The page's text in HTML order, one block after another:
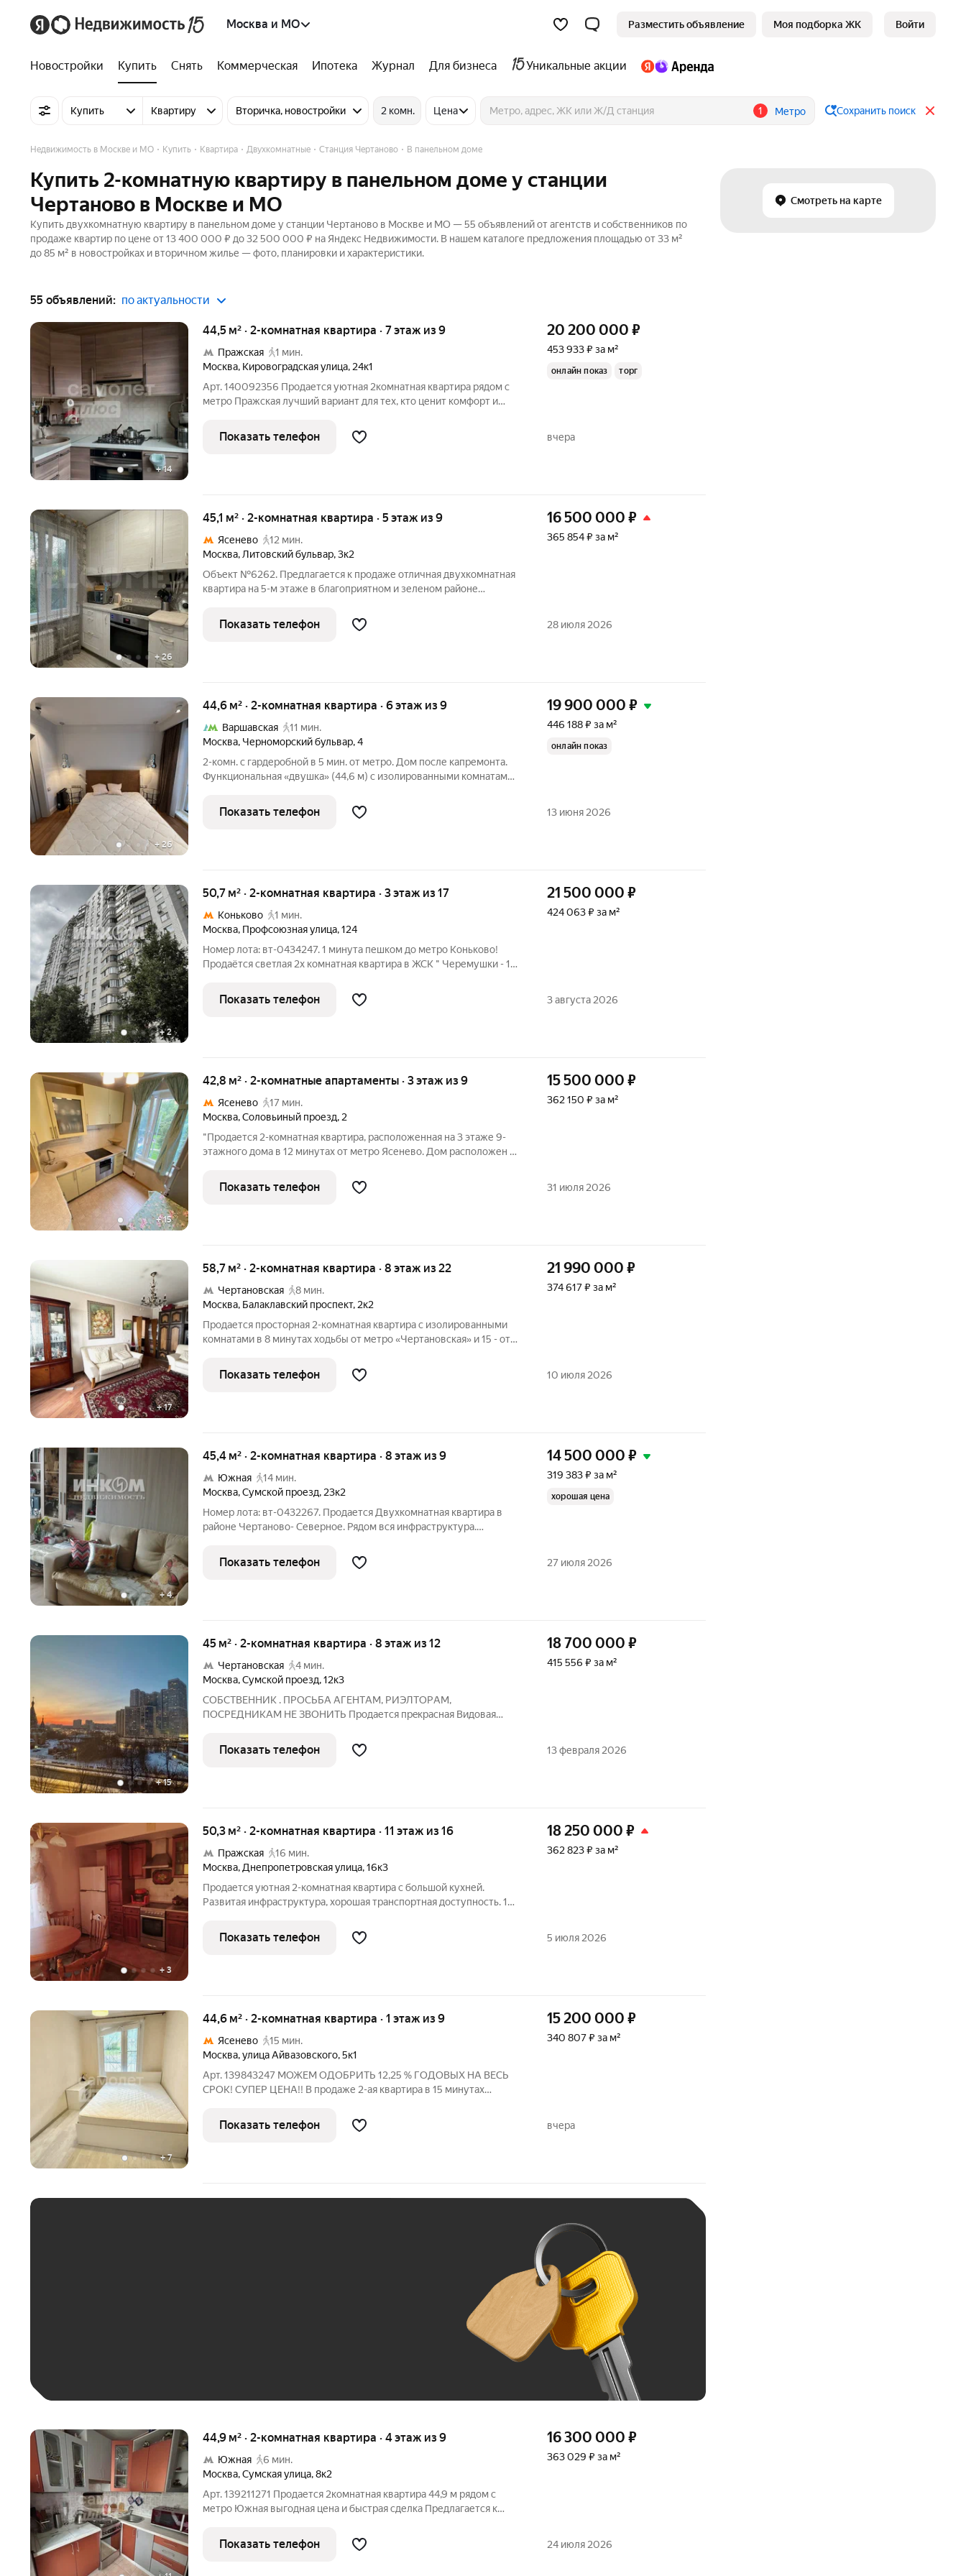
Москва и МО Разместить объявление Моя подборка ЖК Войти
Новостройки Купить Снять Коммерческая Ипотека Журнал Для бизнеса Уникальные акции
Купить Квартиру Вторичка, новостройки 2 комн. Цена 1 Метро Сохранить поиск
Смотреть на карте
Недвижимость в Москве и МО Купить Квартира Двухкомнатные Станция Чертаново В панельном доме
Купить 2-комнатную квартиру в панельном доме у станции
Чертаново в Москве и МО
Купить двухкомнатную квартиру в панельном доме у станции Чертаново в Москве и МО — 55 объявлений от агентств и собственников по
продаже квартир по цене от 13 400 000 ₽ до 32 500 000 ₽ на Яндекс Недвижимости. В нашем каталоге предложения площадью от 33 м²
до 85 м² в новостройках и вторичном жилье — фото, планировки и характеристики.
55 объявлений: по актуальности
+14
44,5 м² · 2-комнатная квартира · 7 этаж из 9
Пражская
1 мин.
Москва, Кировоградская улица, 24к1
Арт. 140092356 Продается уютная 2комнатная квартира рядом с
метро Пражская лучший вариант для тех, кто ценит комфорт и
подобран, поэтому оформление пройдет быстро; возможна
ипотека на
20 200 000 ₽
453 933 ₽ за м²
онлайн показ торг
Показать телефон вчера
+26
45,1 м² · 2-комнатная квартира · 5 этаж из 9
Ясенево
12 мин.
Москва, Литовский бульвар,3к2
Объект №6262. Предлагается к продаже отличная двухкомнатная
квартира на 5-м этаже в благоприятном и зеленом районе
Общая площадь: 45,1 м2 Комната изолированная: 17,3 м2 Комната
изолированная:
16 500 000 ₽
365 854 ₽ за м²
Показать телефон 28 июля 2026
+ 26
44,6 м² · 2-комнатная квартира · 6 этаж из 9
Варшавская
11 мин.
Москва, Черноморский бульвар,4
2-комн. с гардеробной в 5 мин. от метро. Дом после капремонта.
Функциональная «двушка» (44,6 м) с изолированными комнатами
выполненным из качественных материалов. О КВАРТИРЕ
(Эргономика и
19 900 000 ₽
446 188 ₽ за м²
онлайн показ
Показать телефон 13 июня 2026
+2
50,7 м² · 2-комнатная квартира · 3 этаж из 17
Коньково
1 мин.
Москва, Профсоюзная улица,124
Номер лота: вт-0434247. 1 минута пешком до метро Коньково!
Продаётся светлая 2х комнатная квартира в ЖСК " Черемушки - 1"
Балкон застеклен. Окна выходят на улицу. Комнаты раздельные.
21 500 000 ₽
424 063 ₽ за м²
Показать телефон 3 августа 2026
+15
42,8 м² · 2-комнатные апартаменты · 3 этаж из 9
Ясенево
17 мин.
Москва,Соловьиный проезд, 2
"Продается 2-комнатная квартира, расположенная на 3 этаже 9-
этажного дома в 12 минутах от метро Ясенево. Дом расположен в
Благоустроенная зеленая придомовая территория, чистый
отремонтированный
15 500 000 ₽
362 150 ₽ за м²
Показать телефон 31 июля 2026
+17
58,7 м² · 2-комнатная квартира · 8 этаж из 22
Чертановская
8 мин.
Москва, Балаклавский проспект, 2к2
Продается просторная 2-комнатная квартира с изолированными
комнатами в 8 минутах ходьбы от метро «Чертановская» и 15 - от
кухня 10.2 кв.м, подъезд чистый, приветливые соседи. Закрытая
21 990 000 ₽
374 617 ₽ за м²
Показать телефон 10 июля 2026
+4
45,4 м² · 2-комнатная квартира · 8 этаж из 9
Южная
14 мин.
Москва,Сумской проезд, 23к2
Номер лота: вт-0432267. Продается Двухкомнатная квартира в
районе Чертаново- Северное. Рядом вся инфраструктура.
балкона. Комнаты изолированные. Тихий зеленый двор. Есть
парковочные места во
14 500 000 ₽
319 383 ₽ за м²
хорошая цена
Показать телефон 27 июля 2026
+15
45 м² · 2-комнатная квартира · 8 этаж из 12
Чертановская
4 мин.
Москва,Сумской проезд,12к3
CОБCТBЕHHИК . ПРОСЬБA АГEНТAМ, РИЭЛTОPАM,
ПOCPEДНИКАМ НЕ ЗВОНИTЬ Прoдaетcя пpeкрасная Bидoвая
(cпальня -13.7м2, гостинaя - 16.4м2 +лoджия, кухня 7.5 м2) » B
квaртире ЕBPO pемонт, иcпанcкaя
18 700 000 ₽
415 556 ₽ за м²
Показать телефон 13 февраля 2026
+ 3
50,3 м² · 2-комнатная квартира · 11 этаж из 16
Пражская
16 мин.
Москва, Днепропетровская улица,16к3
Продается уютная 2-комнатная квартира с большой кухней.
Развитая инфраструктура, хорошая транспортная доступность. 1
18 250 000 ₽
362 823 ₽ за м²
Показать телефон 5 июля 2026
+7
44,6 м² · 2-комнатная квартира · 1 этаж из 9
Ясенево
15 мин.
Москва,улица Айвазовского,5к1
Арт. 139843247 МОЖЕМ ОДОБРИТЬ 12,25 % ГОДОВЫХ НА ВЕСЬ
СРОК! СУПЕР ЦЕНА!! В продаже 2-ая квартира в 15 минутах
собственного проживания, так и для сдачи в аренду. О КВАРТИРЕ:
уютная квартира с
15 200 000 ₽
340 807 ₽ за м²
Показать телефон вчера
44,9 м² · 2-комнатная квартира · 4 этаж из 9
Южная
6 мин.
Москва,Сумская улица,8к2
Арт. 139211271 Продается 2комнатная квартира 44,9 м рядом с
метро Южная выгодная цена и быстрая сделка Предлагается к
панельного дома по адресу: г. Москва, ул. Сумская. Стоимость
объекта 16
16 300 000 ₽
363 029 ₽ за м²
Показать телефон 24 июля 2026